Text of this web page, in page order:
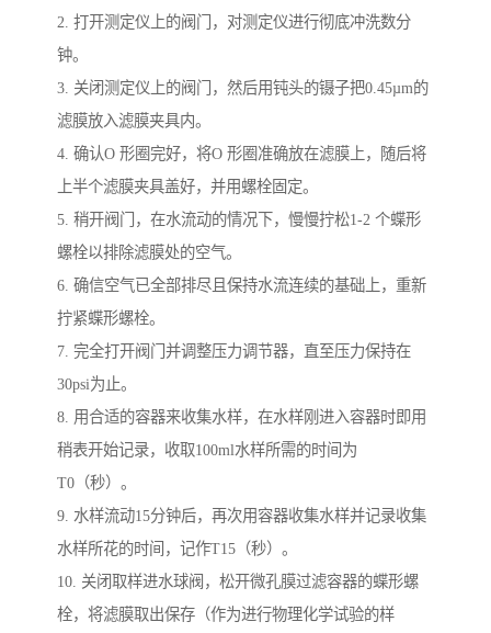
2. 打开测定仪上的阀门，对测定仪进行彻底冲洗数分
钟。
3. 关闭测定仪上的阀门，然后用钝头的镊子把0.45µm的
滤膜放入滤膜夹具内。
4. 确认O 形圈完好，将O 形圈准确放在滤膜上，随后将
上半个滤膜夹具盖好，并用螺栓固定。
5. 稍开阀门，在水流动的情况下，慢慢拧松1-2 个蝶形
螺栓以排除滤膜处的空气。
6. 确信空气已全部排尽且保持水流连续的基础上，重新
拧紧蝶形螺栓。
7. 完全打开阀门并调整压力调节器，直至压力保持在
30psi为止。
8. 用合适的容器来收集水样，在水样刚进入容器时即用
稍表开始记录，收取100ml水样所需的时间为
T0（秒）。
9. 水样流动15分钟后，再次用容器收集水样并记录收集
水样所花的时间，记作T15（秒）。
10. 关闭取样进水球阀，松开微孔膜过滤容器的蝶形螺
栓，将滤膜取出保存（作为进行物理化学试验的样